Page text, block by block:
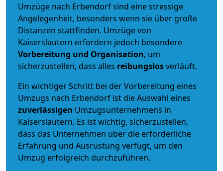
Umzüge nach Erbendorf sind eine stressige
Angelegenheit, besonders wenn sie über große
Distanzen stattfinden. Umzüge von
Kaiserslautern erfordern jedoch besondere
Vorbereitung und Organisation, um
sicherzustellen, dass alles reibungslosverläuft.
Ein wichtiger Schritt bei der Vorbereitung eines
Umzugs nach Erbendorf ist die Auswahl eines
zuverlässigen Umzugsunternehmens in
Kaiserslautern. Es ist wichtig, sicherzustellen,
dass das Unternehmen über die erforderliche
Erfahrung und Ausrüstung verfügt, um den
Umzug erfolgreich durchzuführen.